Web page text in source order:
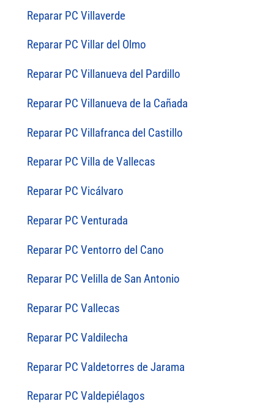
Reparar PC Villaverde
Reparar PC Villar del Olmo
Reparar PC Villanueva del Pardillo
Reparar PC Villanueva de la Cañada
Reparar PC Villafranca del Castillo
Reparar PC Villa de Vallecas
Reparar PC Vicálvaro
Reparar PC Venturada
Reparar PC Ventorro del Cano
Reparar PC Velilla de San Antonio
Reparar PC Vallecas
Reparar PC Valdilecha
Reparar PC Valdetorres de Jarama
Reparar PC Valdepiélagos